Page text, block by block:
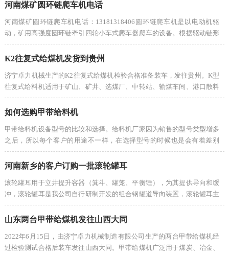
河南煤矿圆环链爬车机电话
河南煤矿圆环链爬车机电话：13181318406圆环链爬车机是以电动机驱
动，矿用高强度圆环链牵引四轮小车式爬车器爬车的设备。根据驱动链形
式，液压链式爬车机可分为圆环链式和板链式：液压圆环链式爬车机是煤
矿常用标准普···
K2往复式给煤机发货到贵州
济宁卓力机械生产的K2往复式给煤机检验合格准备装车，发往贵州。K型
往复式给料机适用于矿山、矿井、选煤厂、中转站、输煤车间、港口散料
码头等散料转运，可将散料经料仓或直接进行均匀的转载到胶带机或其它
筛选设备、···
如何选购甲带给料机
甲带给料机设备型号的比较和选择。给料机厂家因为销售的型号类型增多
之后，所以每个客户的用途不一样，在选择型号的时候也是会有着差别
的。都希望能够找到适合的型号在实际生产线当中给料的时候可以达到了
高效快捷的···
河南新乡的客户订购一批滚轮罐耳
滚轮罐耳用于立井提升容器（箕斗、罐笼、平衡锤），为其提供导向和缓
冲，滚轮罐耳是我公司自行研制开发的组合钢罐道导向装置，滚轮罐耳主
要由滚轮、支架、弹簧缓冲装置、底座等组成。弹簧缓冲装置由调节套、
调节螺杆···
山东两台甲带给煤机发往山西大同
2022年6月15日，由济宁卓力机械制造有限公司生产的两台甲带给煤机经
过检验测试合格后装车发往山西大同。甲带给煤机广泛用于煤炭、冶金、